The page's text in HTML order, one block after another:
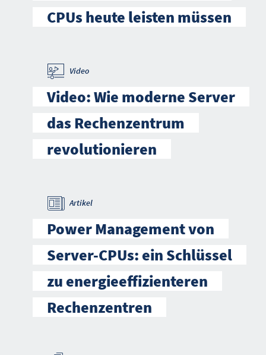
CPUs heute leisten müssen
Video
Video: Wie moderne Server
das Rechenzentrum
revolutionieren
Artikel
Power Management von
Server-CPUs: ein Schlüssel
zu energieeffizienteren
Rechenzentren